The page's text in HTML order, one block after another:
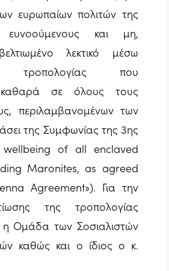
ευρωπαίων πολιτών της
και μη,
λεκτικό μέσω
τροπολογίας που
καθαρά σε όλους τους
περιλαμβανομένων των
της Συμφωνίας της 3ης
wellbeing of all enclaved
Maronites, as agreed
Agreement»). Για την
της τροπολογίας
η Ομάδα των Σοσιαλιστών
καθώς και ο ίδιος ο κ.